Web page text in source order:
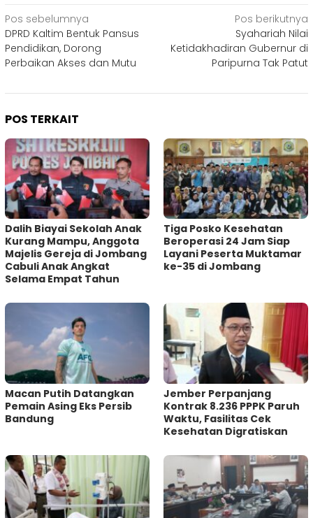
Navigasi
pos
Pos sebelumnya
DPRD Kaltim Bentuk Pansus
Pendidikan, Dorong
Perbaikan Akses dan Mutu
Pos berikutnya
Syahariah Nilai
Ketidakhadiran Gubernur di
Paripurna Tak Patut
POS TERKAIT
Dalih Biayai Sekolah Anak
Kurang Mampu, Anggota
Majelis Gereja di Jombang
Cabuli Anak Angkat
Selama Empat Tahun
Tiga Posko Kesehatan
Beroperasi 24 Jam Siap
Layani Peserta Muktamar
ke-35 di Jombang
Macan Putih Datangkan
Pemain Asing Eks Persib
Bandung
Jember Perpanjang
Kontrak 8.236 PPPK Paruh
Waktu, Fasilitas Cek
Kesehatan Digratiskan